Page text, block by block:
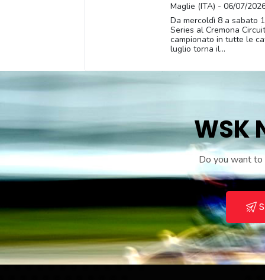
Maglie (ITA) - 06/07/
Da mercoldì 8 a sabato
Series al Cremona
campionato in tutte le
luglio torna il...
WSK
Do you want